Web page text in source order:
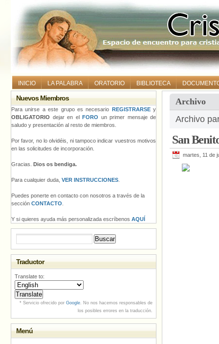
INICIO LA PALABRA ORATORIO BIBLIOTECA
Archivo
Archivo
San
martes, 11 de
Nuevos Miembros
Para unirse a este grupo es necesario REGISTRARSEy
OBLIGATORIO dejar en el FORO un primer mensaje de
saludo y presentación al resto de miembros.
Por favor, no lo olvidéis, ni tampoco indicar vuestros motivos
en las solicitudes de incorporación.
Gracias. Dios os bendiga.
Para cualquier duda, VER INSTRUCCIONES
Puedes ponerte en contacto con nosotros a través de la
sección CONTACTO
Y si quieres ayuda más personalizada escríbenos AQUÍ
Traductor
Translate to:
* Servicio ofrecido por Google. No nos hacemos responsables de
los posibles errores en la traducción.
Menú